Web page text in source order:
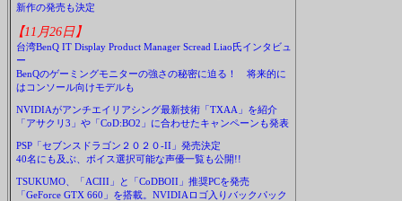
新作の発売も決定
【11月26日】
台湾BenQ IT Display Product Manager Scread Liao氏インタビュ
ー
BenQのゲーミングモニターの強さの秘密に迫る！ 将来的に
はコンソール向けモデルも
NVIDIAがアンチエイリアシング最新技術「TXAA」を紹介
「アサクリ3」や「CoD:BO2」に合わせたキャンペーンも発表
PSP「セブンスドラゴン２０２０-II」発売決定
40名にも及ぶ、ボイス選択可能な声優一覧も公開!!
TSUKUMO、「ACIII」と「CoDBOII」推奨PCを発売
「GeForce GTX 660」を搭載。NVIDIAロゴ入りバックパック